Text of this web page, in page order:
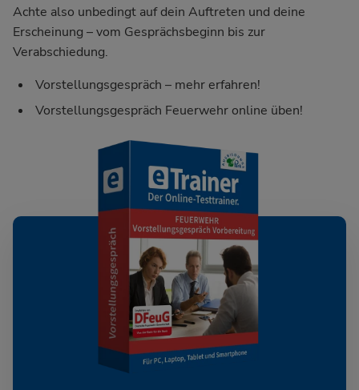
Achte also unbedingt auf dein Auftreten und deine
Erscheinung – vom Gesprächsbeginn bis zur
Verabschiedung.
Vorstellungsgespräch – mehr erfahren!
Vorstellungsgespräch Feuerwehr online üben!